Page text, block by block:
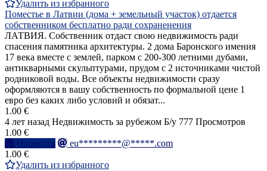
Удалить из избранного
Поместье в Латвии (дома + земельный участок) отдается
собственником бесплатно ради сохраненения
ЛАТВИЯ. Собственник отдаст свою недвижимость ради
спасения памятника архитектуры. 2 дома Баронского имения
17 века вместе с землей, парком с 200-300 летними дубами,
антикварными скульптурами, прудом с 2 источниками чистой
родниковой воды. Все объекты недвижимости сразу
оформляются в вашу собственность по формальной цене 1
евро без каких либо условий и обязат...
1.00 €
4 лет назад Недвижимость за рубежом Б/у 777 Просмотров
1.00 €
Написать
eu*********@*****.com
1.00 €
Удалить из избранного